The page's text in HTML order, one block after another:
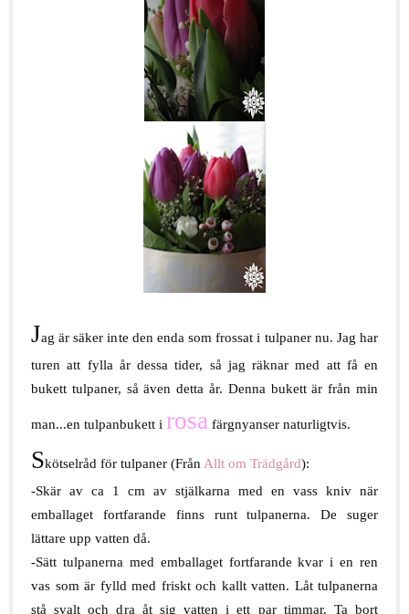
Jag är säker inte den enda som frossat i tulpaner nu. Jag har
turen att fylla år dessa tider, så jag räknar med att få en
bukett tulpaner, så även detta år. Denna bukett är från min
man...en tulpanbukett i rosa färgnyanser naturligtvis.
Skötselråd för tulpaner (Från Allt om Trädgård):
-Skär av ca 1 cm av stjälkarna med en vass kniv när
emballaget fortfarande finns runt tulpanerna. De suger
lättare upp vatten då.
-Sätt tulpanerna med emballaget fortfarande kvar i en ren
vas som är fylld med friskt och kallt vatten. Låt tulpanerna
stå svalt och dra åt sig vatten i ett par timmar. Ta bort